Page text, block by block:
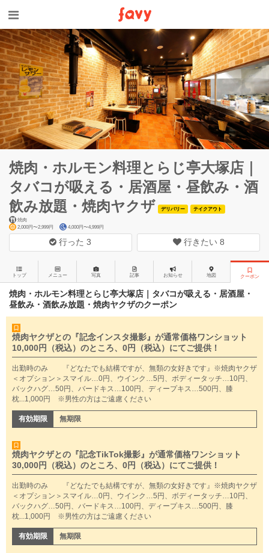
焼肉・ホルモン料理とらじ亭大塚店｜
タバコが吸える・居酒屋・昼飲み・酒
飲み放題・焼肉ヤクザ
デリバリー
テイクアウト
焼肉
2,000円〜2,999円
4,000円〜4,999円
行った3 行きたい 8
トップ メニュー 写真 記事 お知らせ 地図 クーポン
焼肉・ホルモン料理とらじ亭大塚店｜タバコが吸える・居酒屋・
昼飲み・酒飲み放題・焼肉ヤクザのクーポン
焼肉ヤクザとの『記念インスタ撮影』が通常価格ワンショット
10,000円（税込）のところ、0円（税込）にてご提供！
出勤時のみ 『どなたでも結構ですが、無類の女好きです』※焼肉ヤクザ
＜オプション＞スマイル…0円、ウインク…5円、ボディータッチ…10円、
バックハグ…50円、バードキス…100円、ディープキス…500円、膝
枕...1,000円 ※男性の方はご遠慮ください
有効期限 無期限
焼肉ヤクザとの『記念TikTok撮影』が通常価格ワンショット
30,000円（税込）のところ、0円（税込）にてご提供！
出勤時のみ 『どなたでも結構ですが、無類の女好きです』※焼肉ヤクザ
＜オプション＞スマイル…0円、ウインク…5円、ボディータッチ…10円、
バックハグ…50円、バードキス…100円、ディープキス…500円、膝
枕...1,000円 ※男性の方はご遠慮ください
有効期限 無期限